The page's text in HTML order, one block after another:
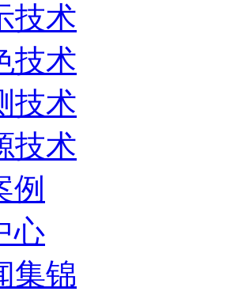
技术
技术
技术
技术
例
心
集锦